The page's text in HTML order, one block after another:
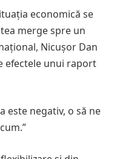
economică se
merge spre un
Nicușor Dan
efectele unui raport
este negativ, o să ne